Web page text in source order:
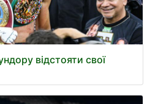
відстояти свої